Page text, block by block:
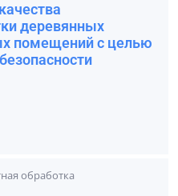
деревянных
помещений с целью
обработка